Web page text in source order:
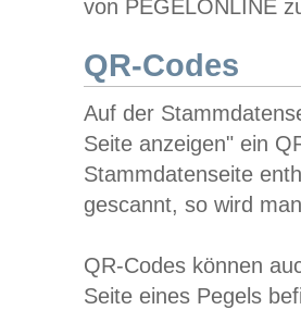
von PEGELONLINE
QR-Codes
Auf der
Seite anzeigen" ein
Stammdatenseite
gescannt, so wird
QR-Codes können
Seite eines Pegels